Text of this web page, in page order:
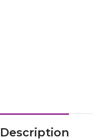
Description